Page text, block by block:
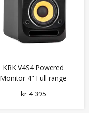
KRK V4S4 Powered
Monitor 4" Full range
Reference
kr 4 395